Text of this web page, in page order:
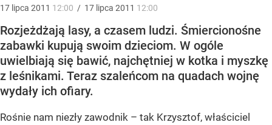
17 lipca 2011 12:00 / 17 lipca 2011 12:00
Rozjeżdżają lasy, a czasem ludzi. Śmiercionośne
zabawki kupują swoim dzieciom. W ogóle
uwielbiają się bawić, najchętniej w kotka i myszkę
z leśnikami. Teraz szaleńcom na quadach wojnę
wydały ich ofiary.
Rośnie nam niezły zawodnik – tak Krzysztof, właściciel